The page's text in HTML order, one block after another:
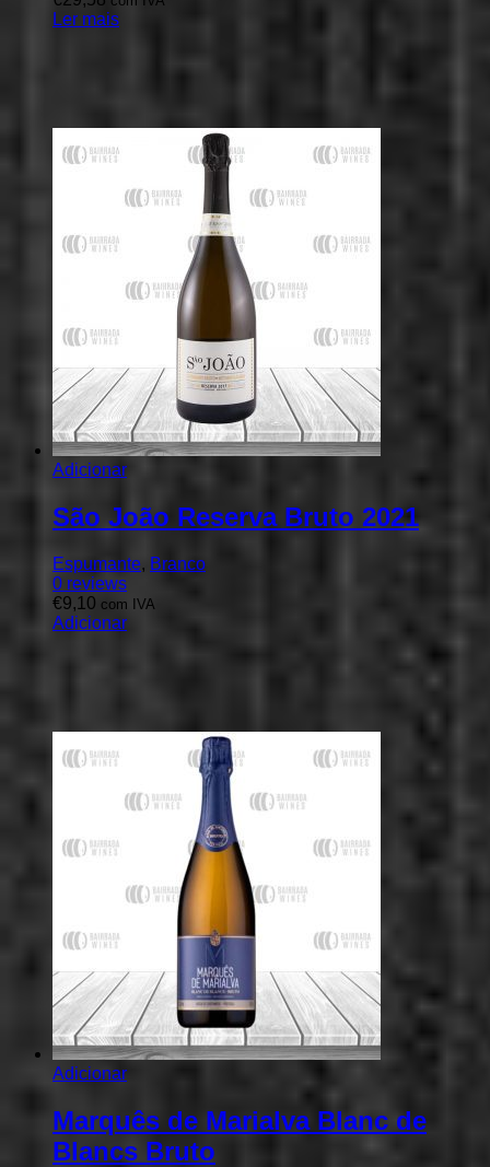
Ler mais
Adicionar
São João Reserva Bruto 2021
Espumante, Branco
0 reviews
€9,10 com IVA
Adicionar
Adicionar
Marquês de Marialva Blanc de
Blancs Bruto